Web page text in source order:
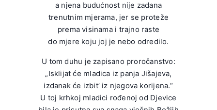
a njena budućnost nije zadana
trenutnim mjerama, jer se proteže
prema visinama i trajno raste
do mjere koju joj je nebo odredilo.
U tom duhu je zapisano proročanstvo:
„Isklijat će mladica iz panja Jišajeva,
izdanak će izbit’ iz njegova korijena.“
U toj krhkoj mladici rođenoj od Djevice